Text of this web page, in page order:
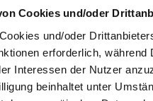
Cookies und/oder
und/oder
erforderlich,
Interessen der Nutzer
beinhaltet unter
Öffnen und